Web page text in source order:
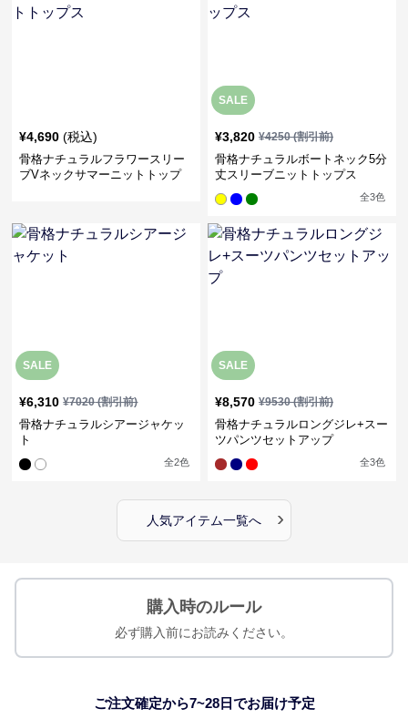
¥4,690 (税込)
骨格ナチュラルフラワースリー
ブVネックサマーニットトップ
SALE
¥3,820 ¥4250(割引前)
骨格ナチュラルボートネック5分
丈スリーブニットトップス
全3色
SALE
¥6,310 ¥7020(割引前)
骨格ナチュラルシアージャケッ
ト
全2色
SALE
¥8,570 ¥9530(割引前)
骨格ナチュラルロングジレ+スー
ツパンツセットアップ
全3色
人気アイテム一覧へ ›
購入時のルール
必ず購入前にお読みください。
ご注文確定から7~28日でお届け予定